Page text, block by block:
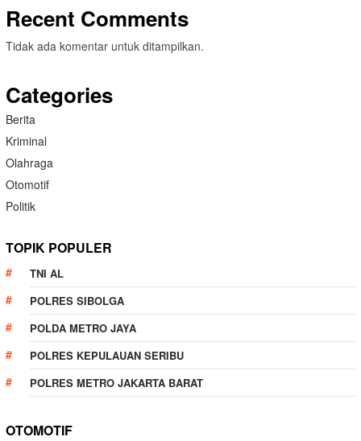
Recent Comments
Tidak ada komentar untuk ditampilkan.
Categories
Berita
Kriminal
Olahraga
Otomotif
Politik
TOPIK POPULER
TNI AL
POLRES SIBOLGA
POLDA METRO JAYA
POLRES KEPULAUAN SERIBU
POLRES METRO JAKARTA BARAT
OTOMOTIF